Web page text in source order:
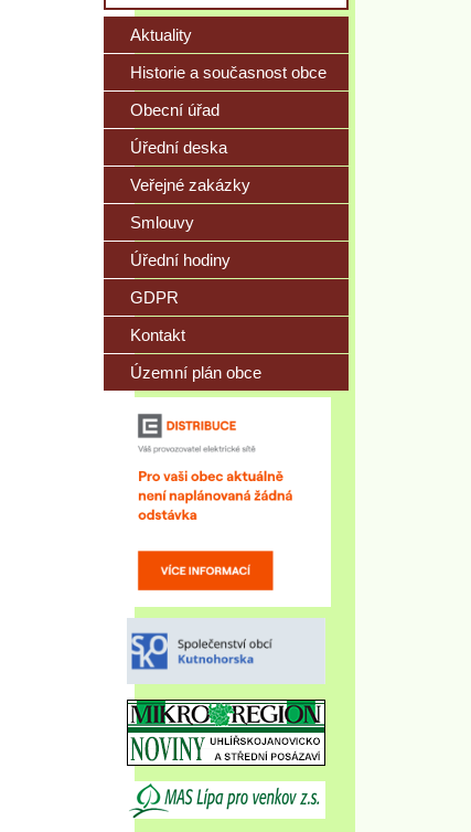
Aktuality
Historie a současnost obce
Obecní úřad
Úřední deska
Veřejné zakázky
Smlouvy
Úřední hodiny
GDPR
Kontakt
Územní plán obce